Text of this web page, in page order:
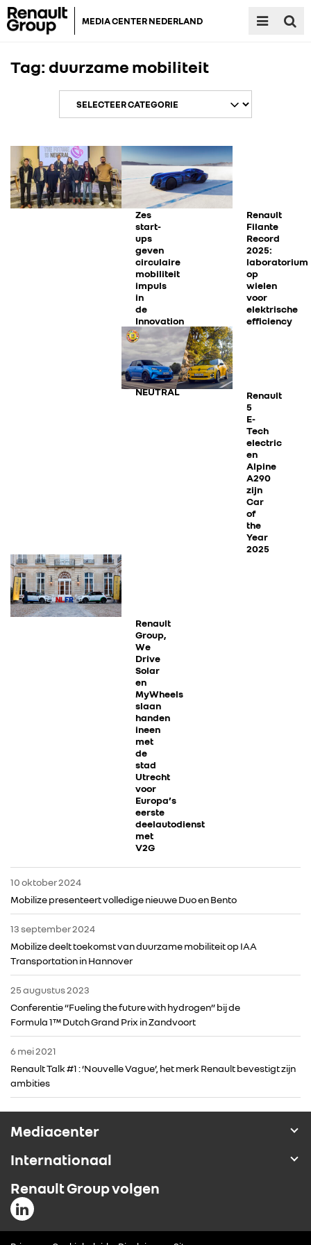
MEDIA CENTER NEDERLAND
DACIA
ALPINE
Tag: duurzame mobiliteit
Zes
start-
ups
geven
circulaire
mobiliteit
impuls
in
de
Innovation
Hub
van
The
Future
is
NEUTRAL
Renault
Filante
Record
2025:
laboratorium
op
wielen
voor
elektrische
efficiency
Renault
5
E-
Tech
electric
en
Alpine
A290
zijn
Car
of
the
Year
2025
Renault
Group,
We
Drive
Solar
en
MyWheels
slaan
handen
ineen
met
de
stad
Utrecht
voor
Europa’s
eerste
deelautodienst
met
V2G
10 oktober 2024
Mobilize presenteert volledige nieuwe Duo en Bento
13 september 2024
Mobilize deelt toekomst van duurzame mobiliteit op IAA
Transportation in Hannover
25 augustus 2023
Conferentie “Fueling the future with hydrogen” bij de
Formula 1™ Dutch Grand Prix in Zandvoort
6 mei 2021
Renault Talk #1 : ‘Nouvelle Vague’, het merk Renault bevestigt zijn
ambities
Mediacenter
Internationaal
Renault Group volgen